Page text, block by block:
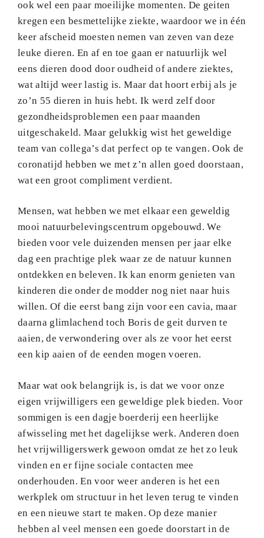
ook wel een paar moeilijke momenten. De geiten
kregen een besmettelijke ziekte, waardoor we in één
keer afscheid moesten nemen van zeven van deze
leuke dieren. En af en toe gaan er natuurlijk wel
eens dieren dood door oudheid of andere ziektes,
wat altijd weer lastig is. Maar dat hoort erbij als je
zo’n 55 dieren in huis hebt. Ik werd zelf door
gezondheidsproblemen een paar maanden
uitgeschakeld. Maar gelukkig wist het geweldige
team van collega’s dat perfect op te vangen. Ook de
coronatijd hebben we met z’n allen goed doorstaan,
wat een groot compliment verdient.
Mensen, wat hebben we met elkaar een geweldig
mooi natuurbelevingscentrum opgebouwd. We
bieden voor vele duizenden mensen per jaar elke
dag een prachtige plek waar ze de natuur kunnen
ontdekken en beleven. Ik kan enorm genieten van
kinderen die onder de modder nog niet naar huis
willen. Of die eerst bang zijn voor een cavia, maar
daarna glimlachend toch Boris de geit durven te
aaien, de verwondering over als ze voor het eerst
een kip aaien of de eenden mogen voeren.
Maar wat ook belangrijk is, is dat we voor onze
eigen vrijwilligers een geweldige plek bieden. Voor
sommigen is een dagje boerderij een heerlijke
afwisseling met het dagelijkse werk. Anderen doen
het vrijwilligerswerk gewoon omdat ze het zo leuk
vinden en er fijne sociale contacten mee
onderhouden. En voor weer anderen is het een
werkplek om structuur in het leven terug te vinden
en een nieuwe start te maken. Op deze manier
hebben al veel mensen een goede doorstart in de